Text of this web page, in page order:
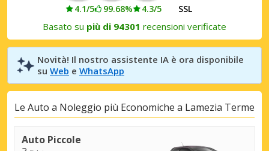
4.1/5 99.68% 4.3/5 SSL
Basato su più di 94301 recensioni verificate
Novità! Il nostro assistente IA è ora disponibile
su Web e WhatsApp
Le Auto a Noleggio più Economiche a Lamezia Terme
Auto Piccole